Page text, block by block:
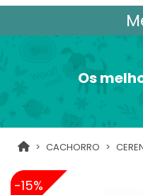
Os
CACHORRO
-15%